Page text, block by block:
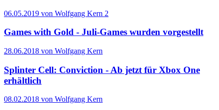
06.05.2019 von Wolfgang Kern 2
Games with Gold - Juli-Games wurden vorgestellt
28.06.2018 von Wolfgang Kern
Splinter Cell: Conviction - Ab jetzt für Xbox One
erhältlich
08.02.2018 von Wolfgang Kern